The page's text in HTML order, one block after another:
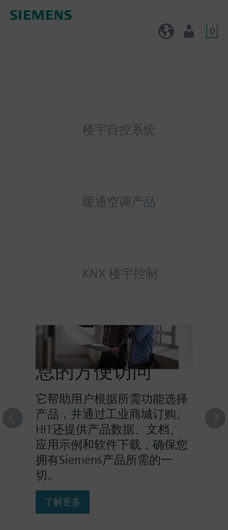
0
楼宇自控系统
暖通空调产品
KNX 楼宇控制
HIT提供对产品信
息的方便访问
它帮助用户根据所需功能选择
产品，并通过工业商城订购。
HIT还提供产品数据、文档、
应用示例和软件下载，确保您
拥有Siemens产品所需的一
切。
了解更多